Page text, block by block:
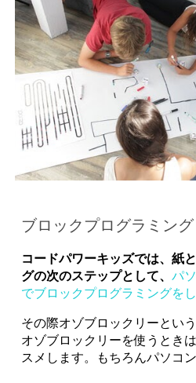
ブロックプログラミング
コードパワーキッズでは、紙
グの次のステップとして、パ
でブロックプログラミングをし
その際オゾブロックリーとい
オゾブロックリーを使うとき
スメします。もちろんパソコ